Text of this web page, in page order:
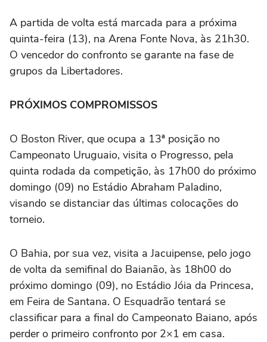
A partida de volta está marcada para a próxima
quinta-feira (13), na Arena Fonte Nova, às 21h30.
O vencedor do confronto se garante na fase de
grupos da Libertadores.
PRÓXIMOS COMPROMISSOS
O Boston River, que ocupa a 13ª posição no
Campeonato Uruguaio, visita o Progresso, pela
quinta rodada da competição, às 17h00 do próximo
domingo (09) no Estádio Abraham Paladino,
visando se distanciar das últimas colocações do
torneio.
O Bahia, por sua vez, visita a Jacuipense, pelo jogo
de volta da semifinal do Baianão, às 18h00 do
próximo domingo (09), no Estádio Jóia da Princesa,
em Feira de Santana. O Esquadrão tentará se
classificar para a final do Campeonato Baiano, após
perder o primeiro confronto por 2×1 em casa.